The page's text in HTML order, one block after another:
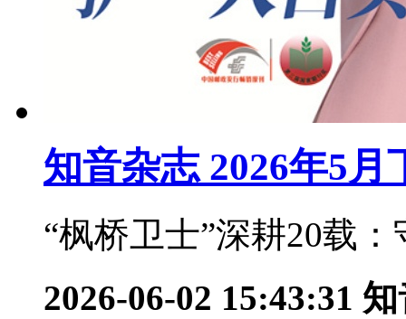
知音杂志 2026年5月
“枫桥卫士”深耕20载
2026-06-02 15:43:31